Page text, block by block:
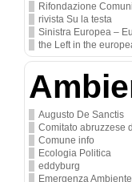
Rifondazione
rivista Su la testa
Sinistra Europea –
the Left in the
Augusto De Sanctis
Comitato abruzzese
Comune info
Ecologia Politica
eddyburg
Emergenza